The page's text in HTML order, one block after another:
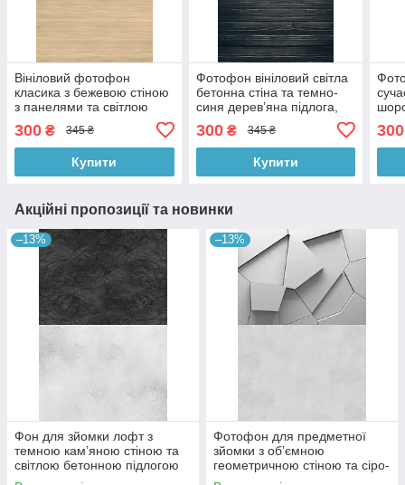
Вініловий фотофон
класика з бежевою стіною
з панелями та світлою
60×90 см, №57381
300 ₴ 345 ₴
Купити
Фотофон вініловий світла
бетонна стіна та темно-
синя дерев’яна підлога,
зйомки 60×90 см, №57045
300₴ 345 ₴
Купити
фон
300
Акційні пропозиції та новинки
–13%
Фон для зйомки лофт з
темною кам’яною стіною та
світлою бетонною підлогою
60×90 см, №57331
–13%
Фотофон для предметної
зйомки з об’ємною
геометричною стіною та сіро-
бетонною підлогою 60×90